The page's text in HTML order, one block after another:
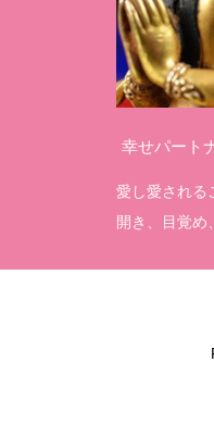
幸せパート
愛し愛される
開き、目覚め